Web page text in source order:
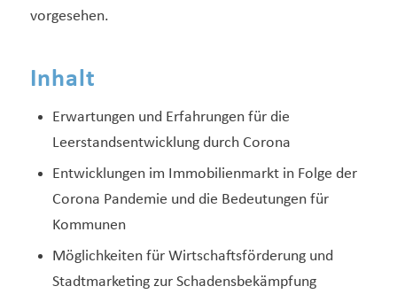
vorgesehen.
Inhalt
Erwartungen und Erfahrungen für die
Leerstandsentwicklung durch Corona
Entwicklungen im Immobilienmarkt in Folge der
Corona Pandemie und die Bedeutungen für
Kommunen
Möglichkeiten für Wirtschaftsförderung und
Stadtmarketing zur Schadensbekämpfung